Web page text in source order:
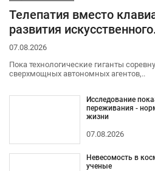
Телепатия вместо
развития
07.08.2026
Пока технологические гиганты
сверхмощных автономных агентов,..
Исследование
переживания -
жизни
07.08.2026
Невесомость в
ученые